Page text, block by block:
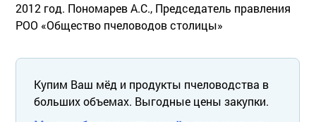
2012 год. Пономарев А.С., Председатель правления
РОО «Общество пчеловодов столицы»
Купим Ваш мёд и продукты пчеловодства в
больших объемах. Выгодные цены закупки.